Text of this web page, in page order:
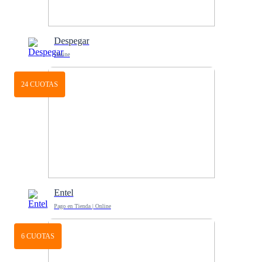
Despegar
Online
24 CUOTAS
Entel
Pago en Tienda | Online
6 CUOTAS